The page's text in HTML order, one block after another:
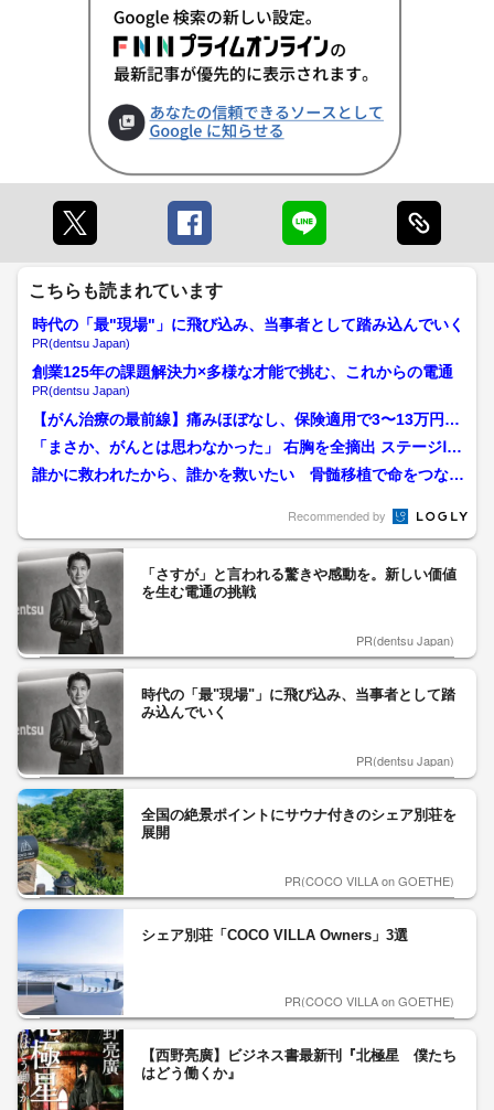
こちらも読まれています
時代の「最"現場"」に飛び込み、当事者として踏み込んでいく
PR(dentsu Japan)
創業125年の課題解決力×多様な才能で挑む、これからの電通
PR(dentsu Japan)
【がん治療の最前線】痛みほぼなし、保険適用で3〜13万円
も 鹿児島・陽子線治療の...
「まさか、がんとは思わなかった」 右胸を全摘出 ステージⅠで
見つかれば97%...
誰かに救われたから、誰かを救いたい 骨髄移植で命をつない
Recommended by
「さすが」と言われる驚きや感動を。新しい価値
を生む電通の挑戦
PR(dentsu Japan)
時代の「最"現場"」に飛び込み、当事者として踏
み込んでいく
PR(dentsu Japan)
全国の絶景ポイントにサウナ付きのシェア別荘を
展開
PR(COCO VILLA on GOETHE)
シェア別荘「COCO VILLA Owners」3選
PR(COCO VILLA on GOETHE)
【西野亮廣】ビジネス書最新刊『北極星 僕たち
はどう働くか』